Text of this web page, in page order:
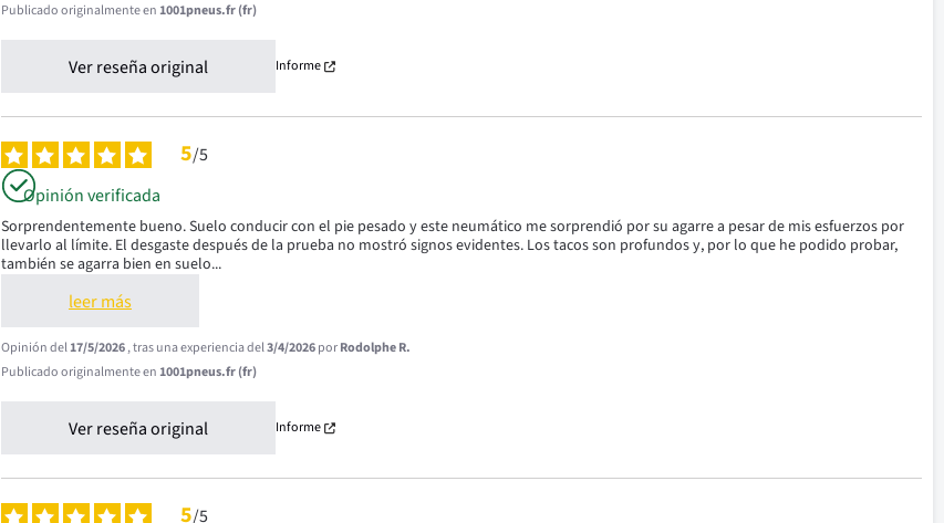
Publicado originalmente en1001pneus.fr (fr)
Ver reseña original Informe
5/5
Opinión verificada
Sorprendentemente bueno. Suelo conducir con el pie pesado y este neumático me sorprendió por su agarre a pesar de mis esfuerzos por
llevarlo al límite. El desgaste después de la prueba no mostró signos evidentes. Los tacos son profundos y, por lo que he podido probar,
también se agarra bien en suelo...
leer más
Opinión del17/5/2026, tras una experiencia del3/4/2026porRodolphe R.
Publicado originalmente en1001pneus.fr (fr)
Ver reseña original Informe
5/5